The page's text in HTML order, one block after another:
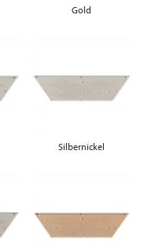
Gold
Silbernickel